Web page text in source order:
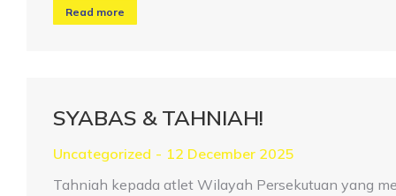
Read more
SYABAS & TAHNIAH!
Uncategorized
12 December 2025
Tahniah kepada atlet Wilayah Persekutuan yang